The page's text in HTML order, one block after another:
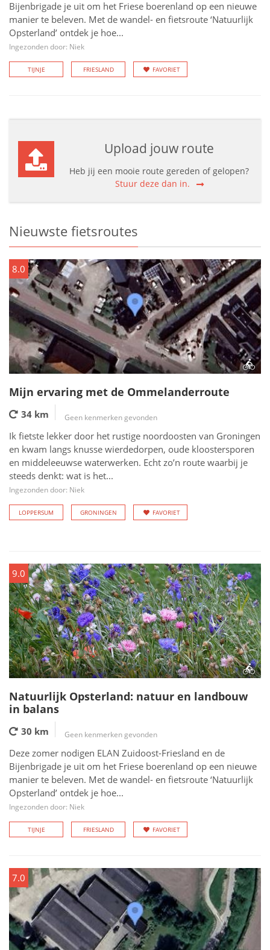
Bijenbrigade je uit om het Friese boerenland op een nieuwe
manier te beleven. Met de wandel- en fietsroute ‘Natuurlijk
Opsterland’ ontdek je hoe...
Ingezonden door: Niek
TIJNJE FRIESLAND FAVORIET
Upload jouw route
Heb jij een mooie route gereden of gelopen?
Stuur deze dan in.
Nieuwste fietsroutes
8.0
Mijn ervaring met de Ommelanderroute
34 km Geen kenmerken gevonden
Ik fietste lekker door het rustige noordoosten van Groningen
en kwam langs knusse wierdedorpen, oude kloostersporen
en middeleeuwse waterwerken. Echt zo’n route waarbij je
steeds denkt: wat is het...
Ingezonden door: Niek
LOPPERSUM GRONINGEN FAVORIET
9.0
Natuurlijk Opsterland: natuur en landbouw
in balans
30 km Geen kenmerken gevonden
Deze zomer nodigen ELAN Zuidoost-Friesland en de
Bijenbrigade je uit om het Friese boerenland op een nieuwe
manier te beleven. Met de wandel- en fietsroute ‘Natuurlijk
Opsterland’ ontdek je hoe...
Ingezonden door: Niek
TIJNJE FRIESLAND FAVORIET
7.0